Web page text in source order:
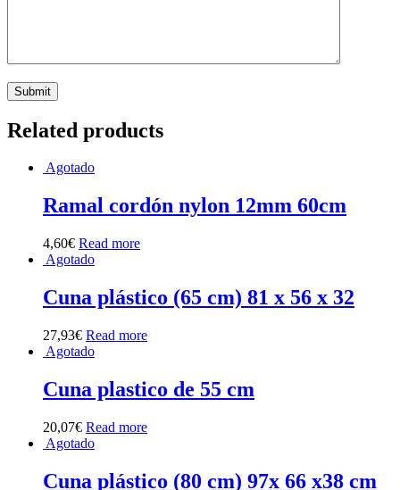
Related products
Agotado
Ramal cordón nylon 12mm 60cm
4,60€ Read more
Agotado
Cuna plástico (65 cm) 81 x 56 x 32
27,93€ Read more
Agotado
Cuna plastico de 55 cm
20,07€ Read more
Agotado
Cuna plástico (80 cm) 97x 66 x38 cm